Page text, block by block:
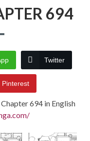
694
Twitter
Pinterest
694 in English